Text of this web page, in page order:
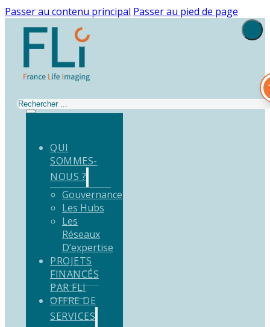
Passer au contenu principal Passer au pied de page
Rechercher
QUI
SOMMES-
NOUS ?
Gouvernance
Les Hubs
Les
Réseaux
D’expertise
PROJETS
FINANCÉS
PAR FLI
OFFRE DE
SERVICES